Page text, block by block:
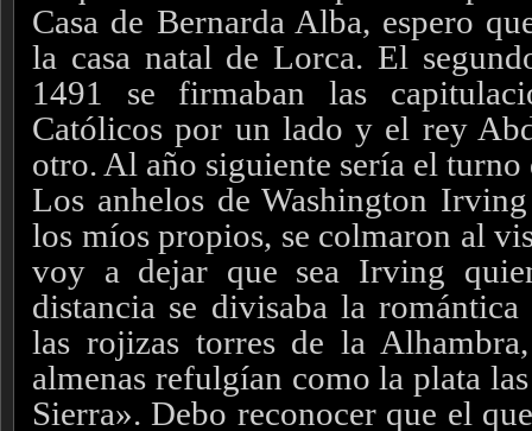
Casa de Bernarda Alba, espero
la casa natal de Lorca. El
1491 se firmaban las
Católicos por un lado y el rey
otro. Al año siguiente sería el
Los anhelos de Washington
los míos propios, se colmaron al
voy a dejar que sea Irving
distancia se divisaba la
las rojizas torres de la
almenas refulgían como la plata
Sierra». Debo reconocer que el